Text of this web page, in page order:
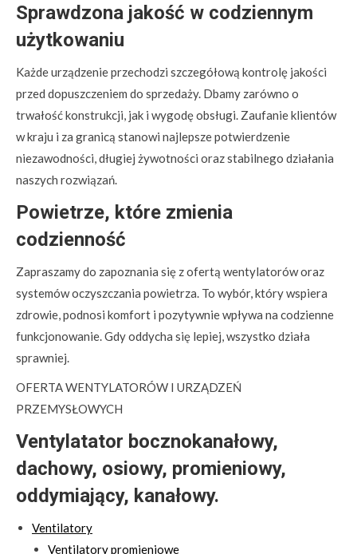
Sprawdzona jakość w codziennym
użytkowaniu
Każde urządzenie przechodzi szczegółową kontrolę jakości
przed dopuszczeniem do sprzedaży. Dbamy zarówno o
trwałość konstrukcji, jak i wygodę obsługi. Zaufanie klientów
w kraju i za granicą stanowi najlepsze potwierdzenie
niezawodności, długiej żywotności oraz stabilnego działania
naszych rozwiązań.
Powietrze, które zmienia
codzienność
Zapraszamy do zapoznania się z ofertą wentylatorów oraz
systemów oczyszczania powietrza. To wybór, który wspiera
zdrowie, podnosi komfort i pozytywnie wpływa na codzienne
funkcjonowanie. Gdy oddycha się lepiej, wszystko działa
sprawniej.
OFERTA WENTYLATORÓW I URZĄDZEŃ
PRZEMYSŁOWYCH
Ventylatator bocznokanałowy,
dachowy, osiowy, promieniowy,
oddymiający, kanałowy.
Ventilatory
Ventilatory promieniowe